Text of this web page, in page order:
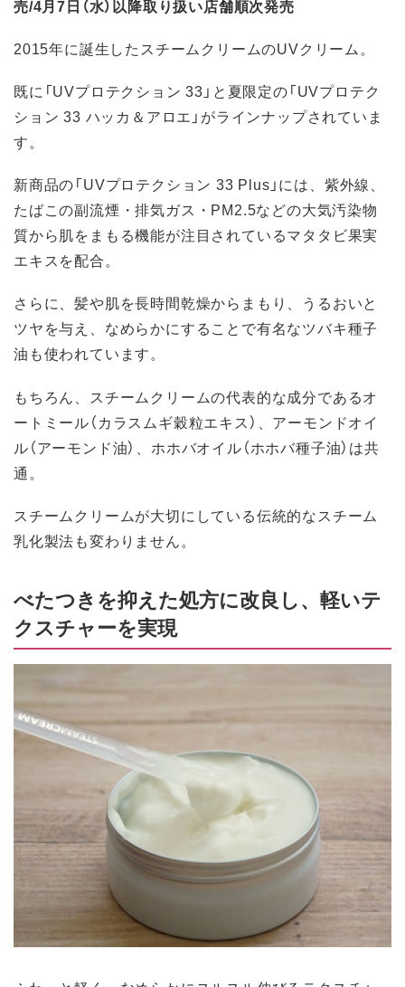
売/4月7日（水）以降取り扱い店舗順次発売
2015年に誕生したスチームクリームのUVクリーム。
既に「UVプロテクション 33」と夏限定の「UVプロテク
ション 33 ハッカ＆アロエ」がラインナップされていま
す。
新商品の「UVプロテクション 33 Plus」には、紫外線、
たばこの副流煙・排気ガス・PM2.5などの大気汚染物
質から肌をまもる機能が注目されているマタタビ果実
エキスを配合。
さらに、髪や肌を長時間乾燥からまもり、うるおいと
ツヤを与え、なめらかにすることで有名なツバキ種子
油も使われています。
もちろん、スチームクリームの代表的な成分であるオ
ートミール（カラスムギ穀粒エキス）、アーモンドオイ
ル（アーモンド油）、ホホバオイル（ホホバ種子油）は共
通。
スチームクリームが大切にしている伝統的なスチーム
乳化製法も変わりません。
べたつきを抑えた処方に改良し、軽いテ
クスチャーを実現